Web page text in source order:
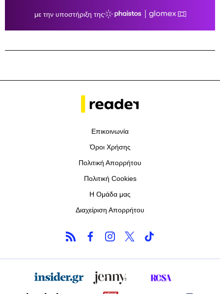
Επικοινωνία
Όροι Χρήσης
Πολιτική Απορρήτου
Πολιτική Cookies
Η Ομάδα μας
Διαχείριση Απορρήτου